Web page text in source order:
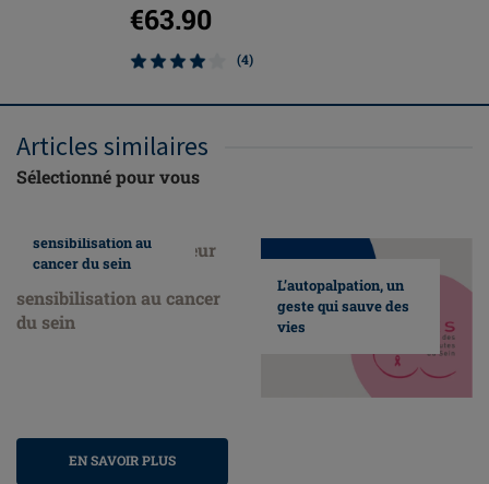
€63.90
(4)
Articles similaires
Sélectionné pour vous
sensibilisation au
cancer du sein
EN SAVOIR PLUS
L’autopalpation, un
geste qui sauve des
vies